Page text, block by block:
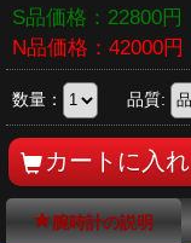
S品価格： 22800円
N品価格： 42000円
数量： 品質:
腕時計の説明